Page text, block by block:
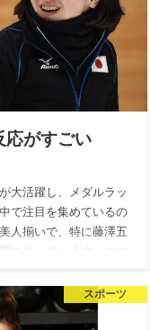
応がすごい
大活躍し、メダルラッ
で注目を集めているの
人揃いで、特に藤澤五
になっています。この
スポーツ